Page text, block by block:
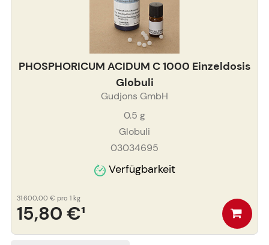
PHOSPHORICUM ACIDUM C 1000 Einzeldosis
Globuli
Gudjons GmbH
0.5 g
Globuli
03034695
Verfügbarkeit
15,80 €¹
31.600,00 € pro 1 kg